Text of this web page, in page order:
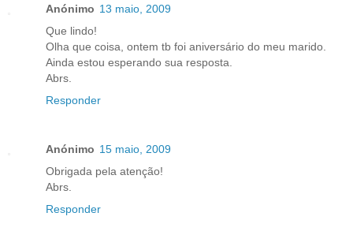
Anónimo 13 maio, 2009
Que lindo!
Olha que coisa, ontem tb foi aniversário do meu marido.
Ainda estou esperando sua resposta.
Abrs.
Responder
Anónimo 15 maio, 2009
Obrigada pela atenção!
Abrs.
Responder